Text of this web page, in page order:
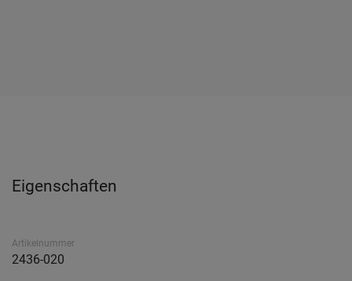
Eigenschaften
Artikelnummer
2436-020